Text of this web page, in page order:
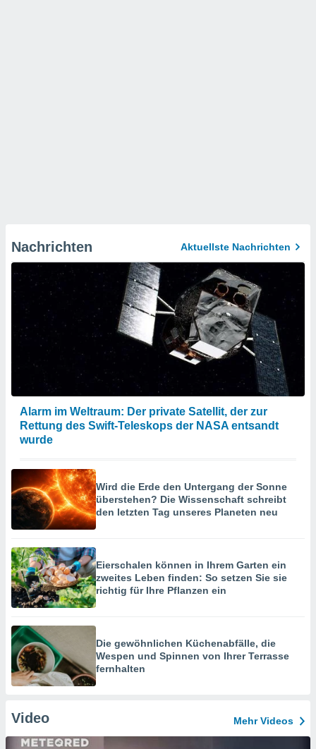
Nachrichten Aktuellste Nachrichten
Alarm im Weltraum: Der private Satellit, der zur
Rettung des Swift-Teleskops der NASA entsandt
wurde
Wird die Erde den Untergang der Sonne
überstehen? Die Wissenschaft schreibt
den letzten Tag unseres Planeten neu
Eierschalen können in Ihrem Garten ein
zweites Leben finden: So setzen Sie sie
richtig für Ihre Pflanzen ein
Die gewöhnlichen Küchenabfälle, die
Wespen und Spinnen von Ihrer Terrasse
fernhalten
Video Mehr Videos